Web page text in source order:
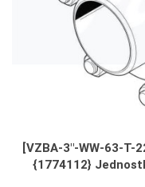
[VZBA-3"-WW-63-T-
{1774112}